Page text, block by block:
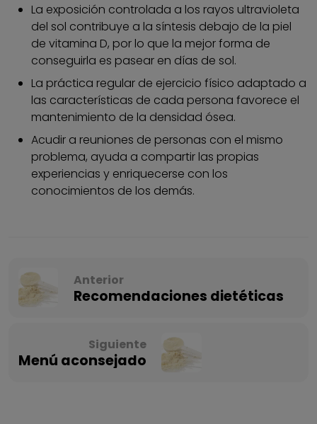
La exposición controlada a los rayos ultravioleta
del sol contribuye a la síntesis debajo de la piel
de vitamina D, por lo que la mejor forma de
conseguirla es pasear en días de sol.
La práctica regular de ejercicio físico adaptado a
las características de cada persona favorece el
mantenimiento de la densidad ósea.
Acudir a reuniones de personas con el mismo
problema, ayuda a compartir las propias
experiencias y enriquecerse con los
conocimientos de los demás.
Anterior
Recomendaciones dietéticas
Siguiente
Menú aconsejado